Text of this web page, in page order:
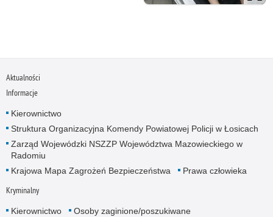
Aktualności
Informacje
Kierownictwo
Struktura Organizacyjna Komendy Powiatowej Policji w Łosicach
Zarząd Wojewódzki NSZZP Województwa Mazowieckiego w
Radomiu
Krajowa Mapa Zagrożeń Bezpieczeństwa
Prawa człowieka
Kryminalny
Kierownictwo Osoby zaginione/poszukiwane